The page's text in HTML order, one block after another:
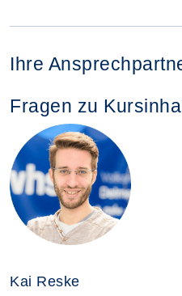
Ihre
Fragen zu
Kai Reske